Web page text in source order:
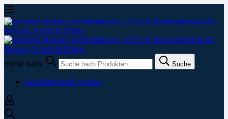
Suche nach: Suche
Geschäftskunde werden